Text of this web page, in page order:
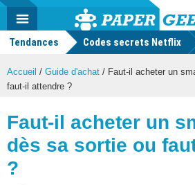
Actu
geek
MENU
Tendances Codes secrets Netflix
Accueil / Guide d'achat / Faut-il acheter un
faut-il attendre ?
Faut-il acheter un
dès sa sortie ou
?
Mode
FacebookTwitter